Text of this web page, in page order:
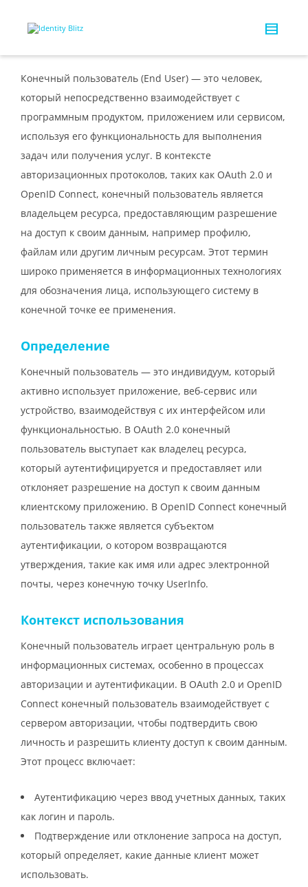
Конечный пользователь (End User) — это человек,
который непосредственно взаимодействует с
программным продуктом, приложением или сервисом,
используя его функциональность для выполнения
задач или получения услуг. В контексте
авторизационных протоколов, таких как OAuth 2.0 и
OpenID Connect, конечный пользователь является
владельцем ресурса, предоставляющим разрешение
на доступ к своим данным, например профилю,
файлам или другим личным ресурсам. Этот термин
широко применяется в информационных технологиях
для обозначения лица, использующего систему в
конечной точке ее применения.
Определение
Конечный пользователь — это индивидуум, который
активно использует приложение, веб-сервис или
устройство, взаимодействуя с их интерфейсом или
функциональностью. В OAuth 2.0 конечный
пользователь выступает как владелец ресурса,
который аутентифицируется и предоставляет или
отклоняет разрешение на доступ к своим данным
клиентскому приложению. В OpenID Connect конечный
пользователь также является субъектом
аутентификации, о котором возвращаются
утверждения, такие как имя или адрес электронной
почты, через конечную точку UserInfo.
Контекст использования
Конечный пользователь играет центральную роль в
информационных системах, особенно в процессах
авторизации и аутентификации. В OAuth 2.0 и OpenID
Connect конечный пользователь взаимодействует с
сервером авторизации, чтобы подтвердить свою
личность и разрешить клиенту доступ к своим данным.
Этот процесс включает:
Аутентификацию через ввод учетных данных, таких
как логин и пароль.
Подтверждение или отклонение запроса на доступ,
который определяет, какие данные клиент может
использовать.